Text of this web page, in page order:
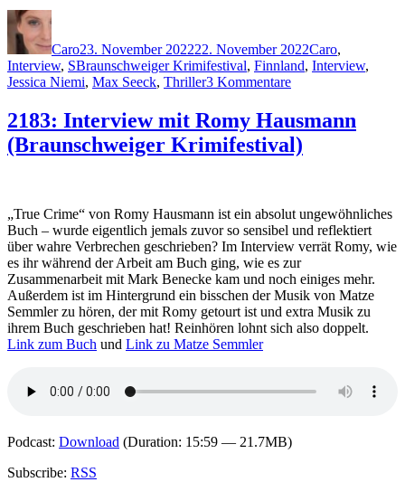
Autor
Caro23. November 202222. November 2022Caro,
Interview, SSchlagwörter
Braunschweiger Krimifestival, Finnland, Interview,
Jessica Niemi, Max Seeck, Thriller3 Kommentarezu
Interview
mit
Max
2183: Interview mit Romy Hausmann
(Braunschweiger Krimifestival)
„True Crime“ von Romy Hausmann ist ein absolut ungewöhnliches
Buch – wurde eigentlich jemals zuvor so sensibel und reflektiert
über wahre Verbrechen geschrieben? Im Interview verrät Romy, wie
es ihr während der Arbeit am Buch ging, wie es zur
Zusammenarbeit mit Mark Benecke kam und noch einiges mehr.
Außerdem ist im Hintergrund ein bisschen der Musik von Matze
Semmler zu hören, der mit Romy getourt ist und extra Musik zu
ihrem Buch geschrieben hat! Reinhören lohnt sich also doppelt.
Link zum Buch und Link zu Matze Semmler
Podcast: Download (Duration: 15:59 — 21.7MB)
Subscribe: RSS